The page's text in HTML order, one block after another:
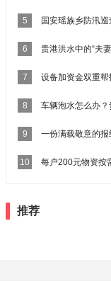
5 国安瑶族乡防汛
6 贵港洪水中的“夫
7 设备加资金双重
8 车辆泡水怎么办？
9 一份满载敬意的
10 每户200元物资按
推荐